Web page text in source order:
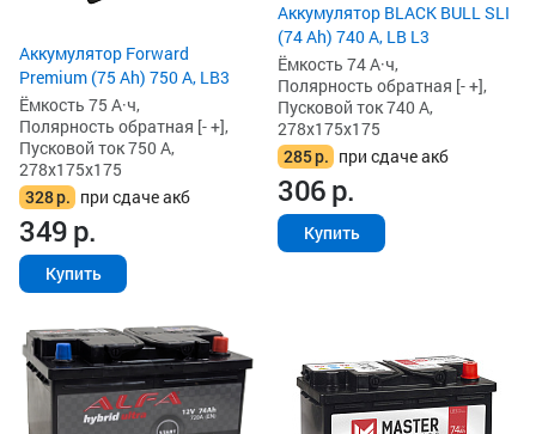
Аккумулятор Forward
Premium (75 Ah) 750 А, LB3
Ёмкость 75 А·ч,
Полярность обратная [- +],
Пусковой ток 750 А,
278x175x175
328р. при сдаче акб
349р.
Купить
Аккумулятор BLACK BULL SLI
(74 Ah) 740 А, LB L3
Ёмкость 74 А·ч,
Полярность обратная [- +],
Пусковой ток 740 А,
278x175x175
285р. при сдаче акб
306р.
Купить